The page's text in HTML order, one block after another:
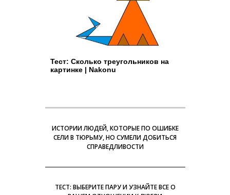
Тест: Сколько треугольников на
картинке | Nakonu
ИСТОРИИ ЛЮДЕЙ, КОТОРЫЕ ПО ОШИБКЕ
СЕЛИ В ТЮРЬМУ, НО СУМЕЛИ ДОБИТЬСЯ
СПРАВЕДЛИВОСТИ
ТЕСТ: ВЫБЕРИТЕ ПАРУ И УЗНАЙТЕ ВСЕ О